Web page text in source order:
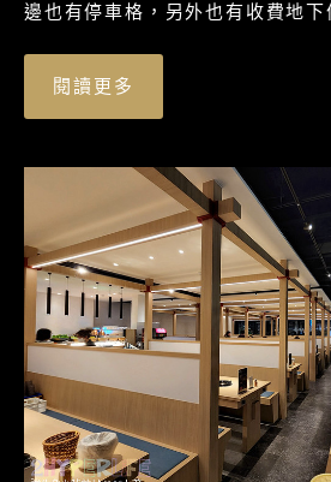
邊也有停車格，另外也有收費地下
大地商場或是總站夜市！
閱讀更多